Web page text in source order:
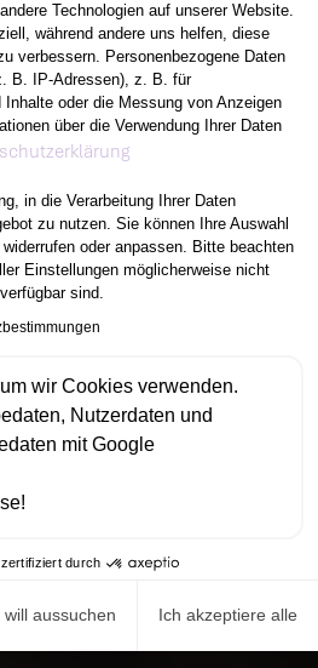
Technologien auf unserer Website.
während andere uns helfen, diese
verbessern. Personenbezogene Daten
B. IP-Adressen), z. B. für
oder die Messung von Anzeigen
über die Verwendung Ihrer Daten
in die Verarbeitung Ihrer Daten
zu nutzen. Sie können Ihre Auswahl
oder anpassen. Bitte beachten
Einstellungen möglicherweise nicht
sind.
wir Cookies verwenden.
Nutzerdaten und
mit Google
zertifiziert durch
will aussuchen Ich akzeptiere alle
consent